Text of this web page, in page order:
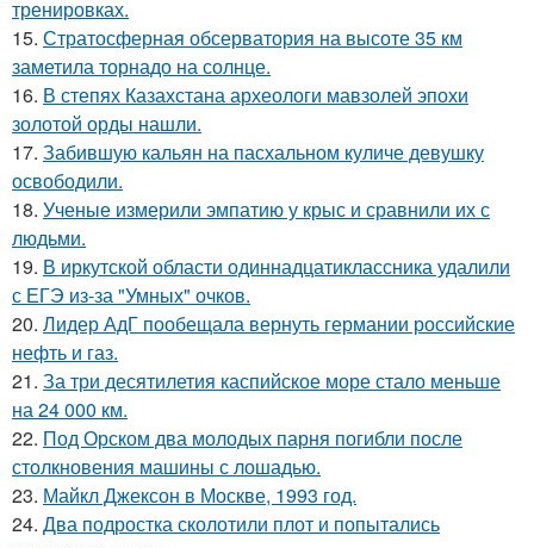
тренировках.
15. Стратосферная обсерватория на высоте 35 км
заметила торнадо на солнце.
16. В степях Казахстана археологи мавзолей эпохи
золотой орды нашли.
17. Забившую кальян на пасхальном куличе девушку
освободили.
18. Ученые измерили эмпатию у крыс и сравнили их с
людьми.
19. В иркутской области одиннадцатиклассника удалили
с ЕГЭ из-за "Умных" очков.
20. Лидер АдГ пообещала вернуть германии российские
нефть и газ.
21. За три десятилетия каспийское море стало меньше
на 24 000 км.
22. Под Орском два молодых парня погибли после
столкновения машины с лошадью.
23. Майкл Джексон в Москве, 1993 год.
24. Два подростка сколотили плот и попытались